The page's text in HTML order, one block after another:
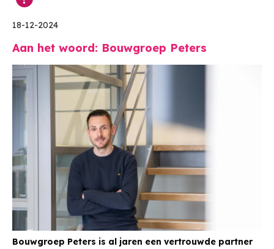
18-12-2024
Aan het woord: Bouwgroep Peters
Bouwgroep Peters is al jaren een vertrouwde partner